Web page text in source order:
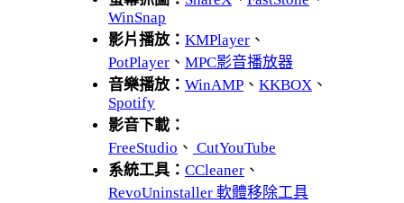
WinSnap
影片播放： KMPlayer 、
PotPlayer 、 MPC影音播放器
音樂播放： WinAMP 、 KKBOX 、
Spotify
影音下載：
FreeStudio 、 CutYouTube
系統工具： CCleaner 、
RevoUninstaller 軟體移除工具